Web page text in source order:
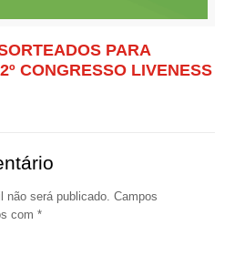
PARA
CONGRESSO LIVENESS
não será publicado. Campos
com *